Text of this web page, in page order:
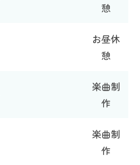
憩
お昼休
憩
楽曲制
作
楽曲制
作